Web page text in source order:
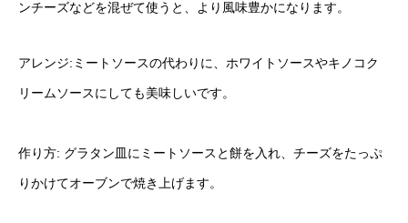
ンチーズなどを混ぜて使うと、より風味豊かになります。
アレンジ:ミートソースの代わりに、ホワイトソースやキノコク
リームソースにしても美味しいです。
作り方: グラタン皿にミートソースと餅を入れ、チーズをたっぷ
りかけてオーブンで焼き上げます。